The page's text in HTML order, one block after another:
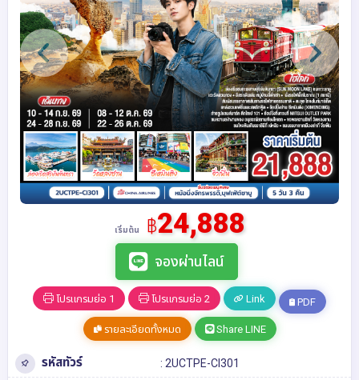
เริ่มต้น ฿24,888
จองผ่านไลน์
โปรแกรมย่อ 1 โปรแกรมย่อ 2 Link PDF
รายละเอียดทั้งหมด Share LINE
รหัสทัวร์ : 2UCTPE-CI301